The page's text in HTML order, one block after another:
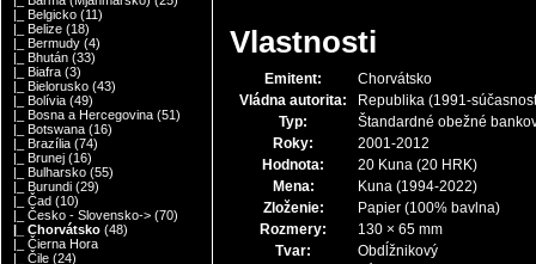
|_ Belgicko (11)
|_ Belize (18)
|_ Bermudy (4)
|_ Bhután (33)
|_ Biafra (3)
|_ Bielorusko (43)
|_ Bolívia (49)
|_ Bosna a Hercegovina (51)
|_ Botswana (16)
|_ Brazília (74)
|_ Brunej (16)
|_ Bulharsko (55)
|_ Burundi (29)
|_ Čad (10)
|_ Česko - Slovensko-> (70)
|_ Chorvátsko (48)
|_ Čierna Hora
|_ Čile (24)
Vlastnosti
Emitent:
Chorvátsko
Vládna autorita:
Republika (1991-
Typ:
Štandardné obežné
Roky:
2001-2012
Hodnota:
20 Kuna (20 HRK)
Mena:
Kuna (1994-2022)
Zloženie:
Papier (100% bavlna)
Rozmery:
130 × 65 mm
Tvar:
Obdĺžnikový